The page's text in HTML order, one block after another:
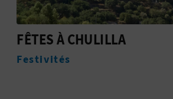
SERRANIA AVENTURA
Entreprises de tourisme actif